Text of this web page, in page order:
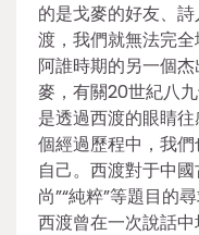
的是戈麥的好友、
渡，我們就無法完
阿誰時期的另一個
麥，有關20世紀八
是透過西渡的眼睛
個經過歷程中，我
自己。西渡對于中國
尚”“純粹”等題目的
西渡曾在一次說話